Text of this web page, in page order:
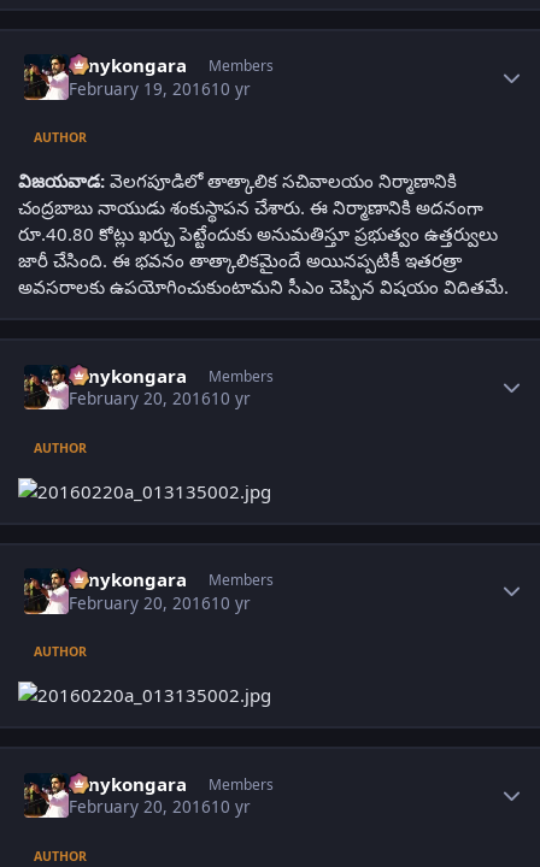
sonykongara Members
February 19, 201610 yr
AUTHOR
విజయవాడ: వెలగపూడిలో తాత్కాలిక సచివాలయం నిర్మాణానికి
చంద్రబాబు నాయుడు శంకుస్థాపన చేశారు. ఈ నిర్మాణానికి అదనంగా
రూ.40.80 కోట్లు ఖర్చు పెట్టేందుకు అనుమతిస్తూ ప్రభుత్వం ఉత్తర్వులు
జారీ చేసింది. ఈ భవనం తాత్కాలికమైందే అయినప్పటికీ ఇతరత్రా
అవసరాలకు ఉపయోగించుకుంటామని సీఎం చెప్పిన విషయం విదితమే.
sonykongara Members
February 20, 201610 yr
AUTHOR
sonykongara Members
February 20, 201610 yr
AUTHOR
sonykongara Members
February 20, 201610 yr
AUTHOR